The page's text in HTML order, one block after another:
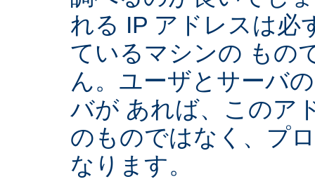
れる IP アドレスは必
ているマシンの もの
ん。ユーザとサーバ
バが あれば、このア
のものではなく、プ
なります。